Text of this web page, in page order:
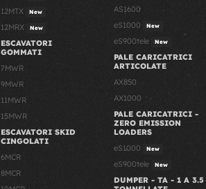
12MTX New
12MRX New
ESCAVATORI
GOMMATI
7MWR
9MWR
11MWR
15MWR
ESCAVATORI SKID
CINGOLATI
6MCR
8MCR
AS1600
eS1000
New
eS900tele New
PALE CARICATRICI
ARTICOLATE
AX850
AX1000
PALE CARICATRICI -
ZERO EMISSION
LOADERS
eS1000
New
eS900tele New
DUMPER - TA - 1 A 3.5